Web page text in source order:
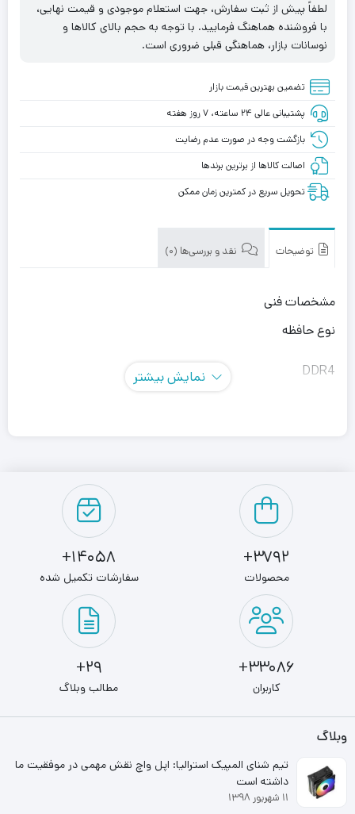
لطفاً پیش از ثبت سفارش، جهت استعلام موجودی و قیمت نهایی،
با فروشنده هماهنگ فرمایید. با توجه به حجم بالای کالاها و
نوسانات بازار، هماهنگی قبلی ضروری است.
تضمین بهترین قیمت بازار
پشتیبانی عالی ۲۴ ساعته، ۷ روز هفته
بازگشت وجه در صورت عدم رضایت
اصالت کالاها از برترین برندها
تحویل سریع در کمترین زمان ممکن
توضیحات نقد و بررسی‌ها (0)
مشخصات فنی
نوع حافظه
DDR4
ظرفیت کلی
ظرفیت هر ماژول
2400 مگاهرتز
ولتاژ کاری
1.2 ولت
نمایش بیشتر
3792+
محصولات
14058+
سفارشات تکمیل شده
33086+
کاربران
29+
مطالب وبلاگ
وبلاگ
تیم شنای المپیک استرالیا: اپل واچ نقش مهمی در موفقیت ما
داشته است
۱۱ شهریور ۱۳۹۸